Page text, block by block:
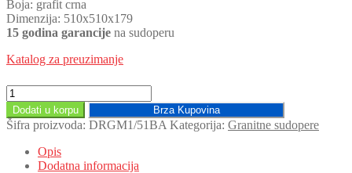
Boja: grafit crna
Dimenzija: 510x510x179
15 godina garancije na sudoperu
Katalog za preuzimanje
Crna
okrugla
granitna
sudopera
DRGM1/51BA
količina
Dodati u korpu Brza Kupovina
Šifra proizvoda: DRGM1/51BA Kategorija: Granitne sudopere
Opis
Dodatna informacija